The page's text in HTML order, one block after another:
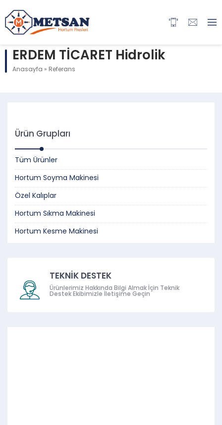
ERDEM TİCARET Hidrolik
Anasayfa » Referans
Ürün Grupları
Tüm Ürünler
Hortum Soyma Makinesi
Özel Kalıplar
Hortum Sıkma Makinesi
Hortum Kesme Makinesi
TEKNİK DESTEK
Ürünlerimiz Hakkında Bilgi Almak İçin Teknik
Destek Ekibimizle İletişime Geçin